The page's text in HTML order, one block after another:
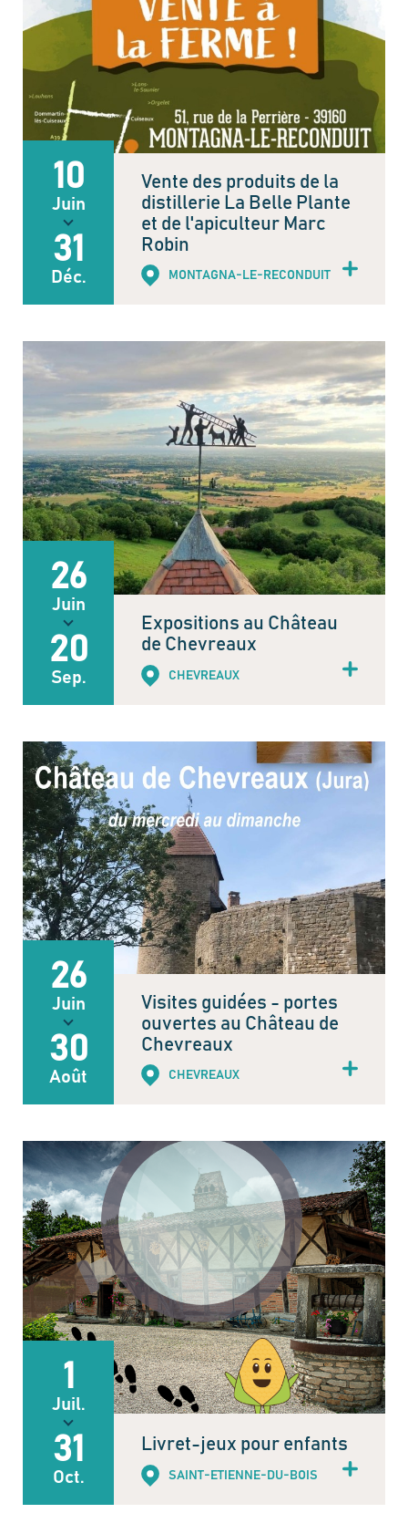
10
Juin
31
Déc.
Vente des produits de la
distillerie La Belle Plante
et de l'apiculteur Marc
Robin
MONTAGNA-LE-RECONDUIT
26
Juin
20
Sep.
Expositions au Château
de Chevreaux
CHEVREAUX
26
Juin
30
Août
Visites guidées - portes
ouvertes au Château de
Chevreaux
CHEVREAUX
1
Juil.
31
Oct.
Livret-jeux pour enfants
SAINT-ETIENNE-DU-BOIS